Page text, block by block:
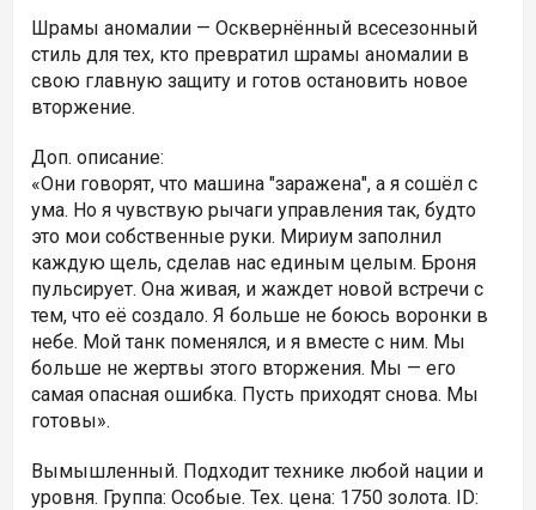
Шрамы аномалии — Осквернённый всесезонный
стиль для тех, кто превратил шрамы аномалии в
свою главную защиту и готов остановить новое
вторжение.
Доп. описание:
«Они говорят, что машина "заражена", а я сошёл с
ума. Но я чувствую рычаги управления так, будто
это мои собственные руки. Мириум заполнил
каждую щель, сделав нас единым целым. Броня
пульсирует. Она живая, и жаждет новой встречи с
тем, что её создало. Я больше не боюсь воронки в
небе. Мой танк поменялся, и я вместе с ним. Мы
больше не жертвы этого вторжения. Мы — его
самая опасная ошибка. Пусть приходят снова. Мы
готовы».
Вымышленный. Подходит технике любой нации и
уровня. Группа: Особые. Тех. цена: 1750 золота. ID: